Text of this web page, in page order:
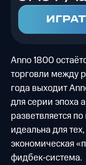
Anno 1800
торговли между
года выходит
для серии эпоха
разветвляется
идеальна для
экономическая
фидбек‑система.